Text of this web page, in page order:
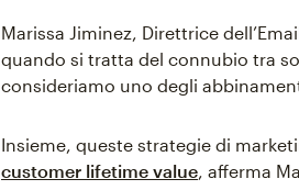
Marissa Jiminez, Direttrice
quando si tratta del connubio tra
consideriamo uno degli
Insieme, queste strategie di
customer lifetime value, afferma